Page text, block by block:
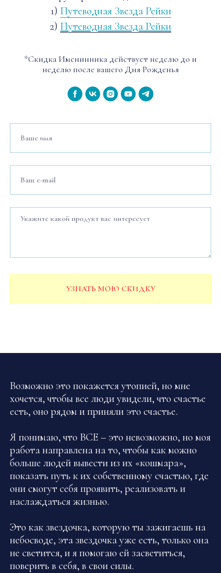
1) Путеводная Звезда Рейки
2) Путеводная Звезда Рейки
*Скидка Именинника действует неделю до и
неделю после вашего Дня Рожденья
УЗНАТЬ МОЮ СКИДКУ
Возможно это покажется утопией, но мне
хочется, чтобы все люди увидели, что счастье
есть, оно рядом и приняли это счастье.
Я понимаю, что ВСЕ – это невозможно, но моя
работа направлена на то, чтобы как можно
больше людей вывести из их «кошмара»,
показать путь к их собственному счастью, где
они смогут себя проявить, реализовать и
наслаждаться жизнью.
Это как звездочка, которую ты зажигаешь на
небосводе, эта звездочка уже есть, только она
не светится, и я помогаю ей засветиться,
поверить в себя, в свои силы.